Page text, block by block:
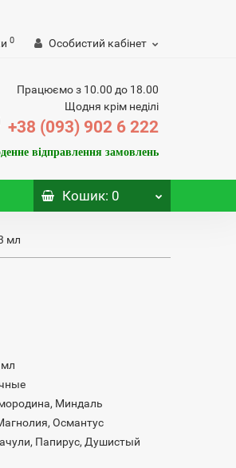
0 Особистий кабінет
Працюємо з 10.00 до 18.00
Щодня крім неділі
+38 (093) 902 6 222
відправлення замовлень
Кошик: 0
мл
мл
Миндаль
Османтус
Папирус, Душистый